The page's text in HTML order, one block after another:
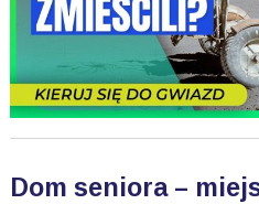
Dom seniora –